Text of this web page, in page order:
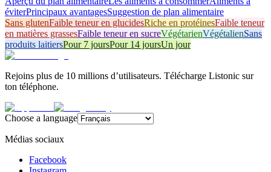
éviterPrincipaux avantagesSuggestion de plan alimentaire
Sans glutenFaible teneur en glucidesRiche en protéinesFaible teneur
en matières grassesFaible teneur en sucreVégétarienVégétalienSans
produits laitiersPour 7 joursPour 14 joursUn jour
Rejoins plus de 10 millions d’utilisateurs. Télécharge Listonic sur
ton téléphone.
Choose a language
Médias sociaux
Facebook